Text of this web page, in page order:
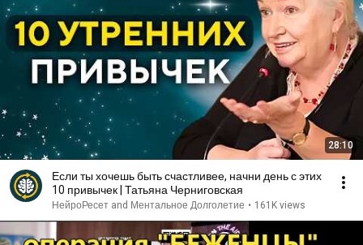
28:10
Если ты хочешь быть счастливее, начни день с этих
10 привычек | Татьяна Черниговская
НейроРесет and Ментальное Долголетие • 161K views